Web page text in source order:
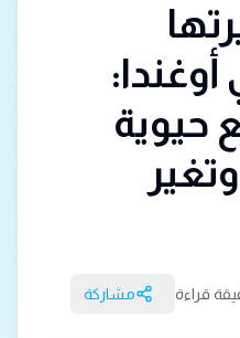
أوغندا:
حيوية
مشاركة